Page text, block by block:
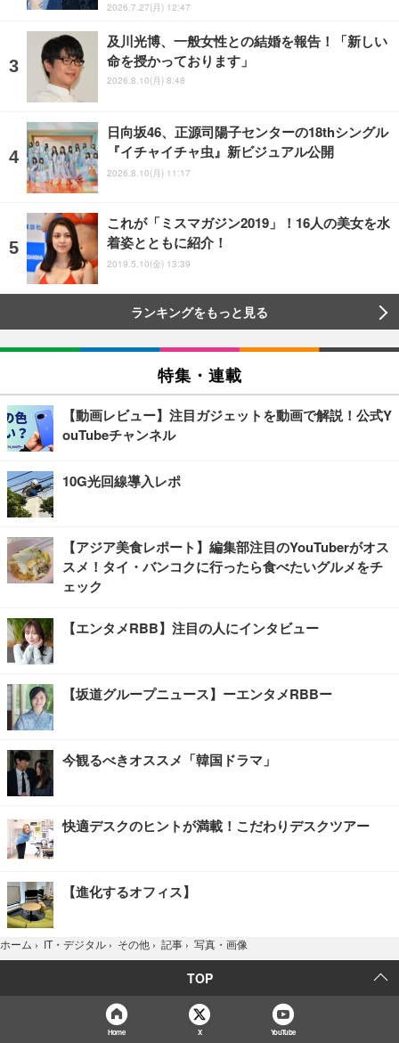
2026.7.27(月) 12:47
及川光博、一般女性との結婚を報告！「新しい
命を授かっております」
2026.8.10(月) 8:48
日向坂46、正源司陽子センターの18thシングル
『イチャイチャ虫』新ビジュアル公開
2026.8.10(月) 11:17
これが「ミスマガジン2019」！16人の美女を水
着姿とともに紹介！
2019.5.10(金) 13:39
ランキングをもっと見る
特集・連載
【動画レビュー】注目ガジェットを動画で解説！公式Y
ouTubeチャンネル
10G光回線導入レポ
【アジア美食レポート】編集部注目のYouTuberがオス
スメ！タイ・バンコクに行ったら食べたいグルメをチ
ェック
【エンタメRBB】注目の人にインタビュー
【坂道グループニュース】ーエンタメRBBー
今観るべきオススメ「韓国ドラマ」
快適デスクのヒントが満載！こだわりデスクツアー
【進化するオフィス】
ホーム › IT・デジタル › その他 › 記事 › 写真・画像
TOP
Home X YouTube